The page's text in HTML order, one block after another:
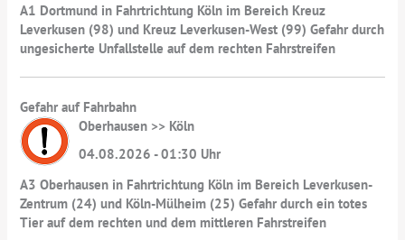
A1 Dortmund in Fahrtrichtung Köln im Bereich Kreuz
Leverkusen (98) und Kreuz Leverkusen-West (99) Gefahr durch
ungesicherte Unfallstelle auf dem rechten Fahrstreifen
Gefahr auf Fahrbahn
Oberhausen >> Köln
04.08.2026 - 01:30 Uhr
A3 Oberhausen in Fahrtrichtung Köln im Bereich Leverkusen-
Zentrum (24) und Köln-Mülheim (25) Gefahr durch ein totes
Tier auf dem rechten und dem mittleren Fahrstreifen